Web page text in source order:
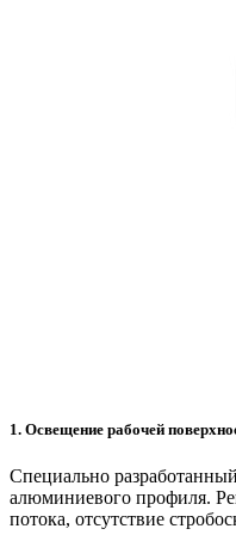
1. Освещение рабочей
Специально
алюминиевого профиля.
потока, отсутствие